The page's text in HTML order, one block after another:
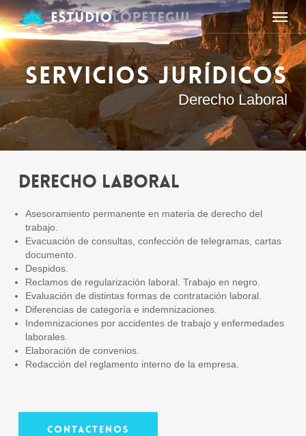
Skip
to
main
content
Menu
SERVICIOS JURÍDICOS
Derecho Laboral
Derecho Laboral
Asesoramiento permanente en materia de derecho del
trabajo.
Evacuación de consultas, confección de telegramas, cartas
documento.
Despidos.
Reclamos de regularización laboral. Trabajo en negro.
Evaluación de distintas formas de contratación laboral.
Diferencias de categoría e indemnizaciones.
Indemnizaciones por accidentes de trabajo y enfermedades
laborales.
Elaboración de convenios.
Redacción del reglamento interno de la empresa.
Contactenos